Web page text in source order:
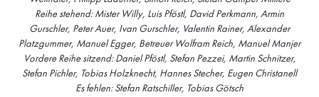
Reihe stehend: Mister Willy, Luis Pföstl, David Perkmann, Armin
Gurschler, Peter Auer, Ivan Gurschler, Valentin Rainer, Alexander
Platzgummer, Manuel Egger, Betreuer Wolfram Reich, Manuel Manjer
Vordere Reihe sitzend: Daniel Pföstl, Stefan Pezzei, Martin Schnitzer,
Stefan Pichler, Tobias Holzknecht, Hannes Stecher, Eugen Christanell
Es fehlen: Stefan Ratschiller, Tobias Götsch